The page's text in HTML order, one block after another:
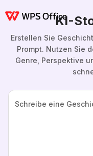
KI-
Erstellen Sie
Prompt. Nutzen Sie
Genre, Perspektive